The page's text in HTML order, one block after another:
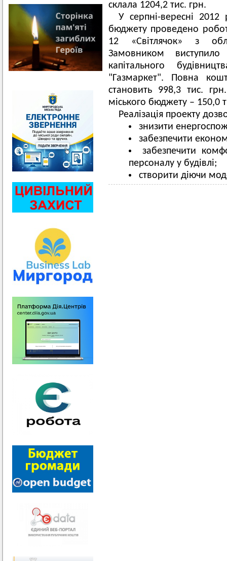
склала 1204,2 тис. грн.
У серпні-вересні
бюджету проведено
12 «Світлячок» з
Замовником виступило
капітального
"Газмаркет". Повна
становить 998,3 тис.
міського бюджету – 150,0
Реалізація проекту
знизити
забезпечити
забезпечити
персоналу у будівлі;
створити діючи